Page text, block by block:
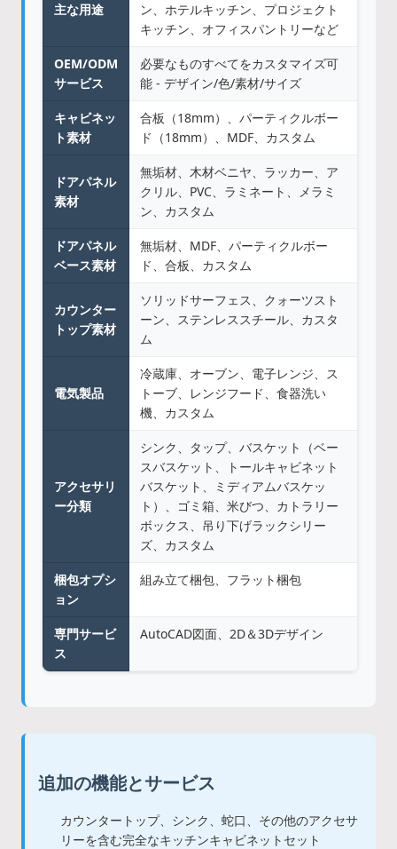
主な用途
ン、ホテルキッチン、プロジェクト
キッチン、オフィスパントリーなど
OEM/ODM
サービス
必要なものすべてをカスタマイズ可
能 - デザイン/色/素材/サイズ
キャビネッ
ト素材
合板（18mm）、パーティクルボー
ド（18mm）、MDF、カスタム
ドアパネル
素材
無垢材、木材ベニヤ、ラッカー、ア
クリル、PVC、ラミネート、メラミ
ン、カスタム
ドアパネル
ベース素材
無垢材、MDF、パーティクルボー
ド、合板、カスタム
カウンター
トップ素材
ソリッドサーフェス、クォーツスト
ーン、ステンレススチール、カスタ
ム
電気製品
冷蔵庫、オーブン、電子レンジ、ス
トーブ、レンジフード、食器洗い
機、カスタム
アクセサリ
ー分類
シンク、タップ、バスケット（ベー
スバスケット、トールキャビネット
バスケット、ミディアムバスケッ
ト）、ゴミ箱、米びつ、カトラリー
ボックス、吊り下げラックシリー
ズ、カスタム
梱包オプシ
ョン
組み立て梱包、フラット梱包
専門サービ
ス
AutoCAD図面、2D＆3Dデザイン
追加の機能とサービス
カウンタートップ、シンク、蛇口、その他のアクセサ
リーを含む完全なキッチンキャビネットセット